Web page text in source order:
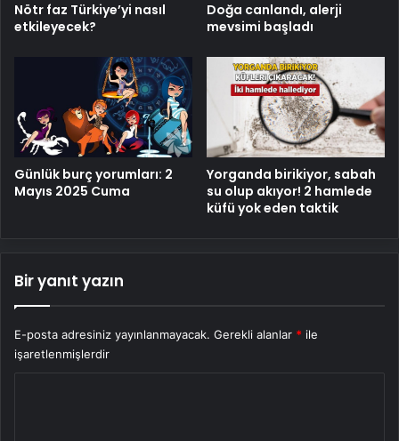
Nötr faz Türkiye’yi nasıl
etkileyecek?
Doğa canlandı, alerji
mevsimi başladı
Günlük burç yorumları: 2
Mayıs 2025 Cuma
Yorganda birikiyor, sabah
su olup akıyor! 2 hamlede
küfü yok eden taktik
Bir yanıt yazın
E-posta adresiniz yayınlanmayacak. Gerekli alanlar * ile
işaretlenmişlerdir